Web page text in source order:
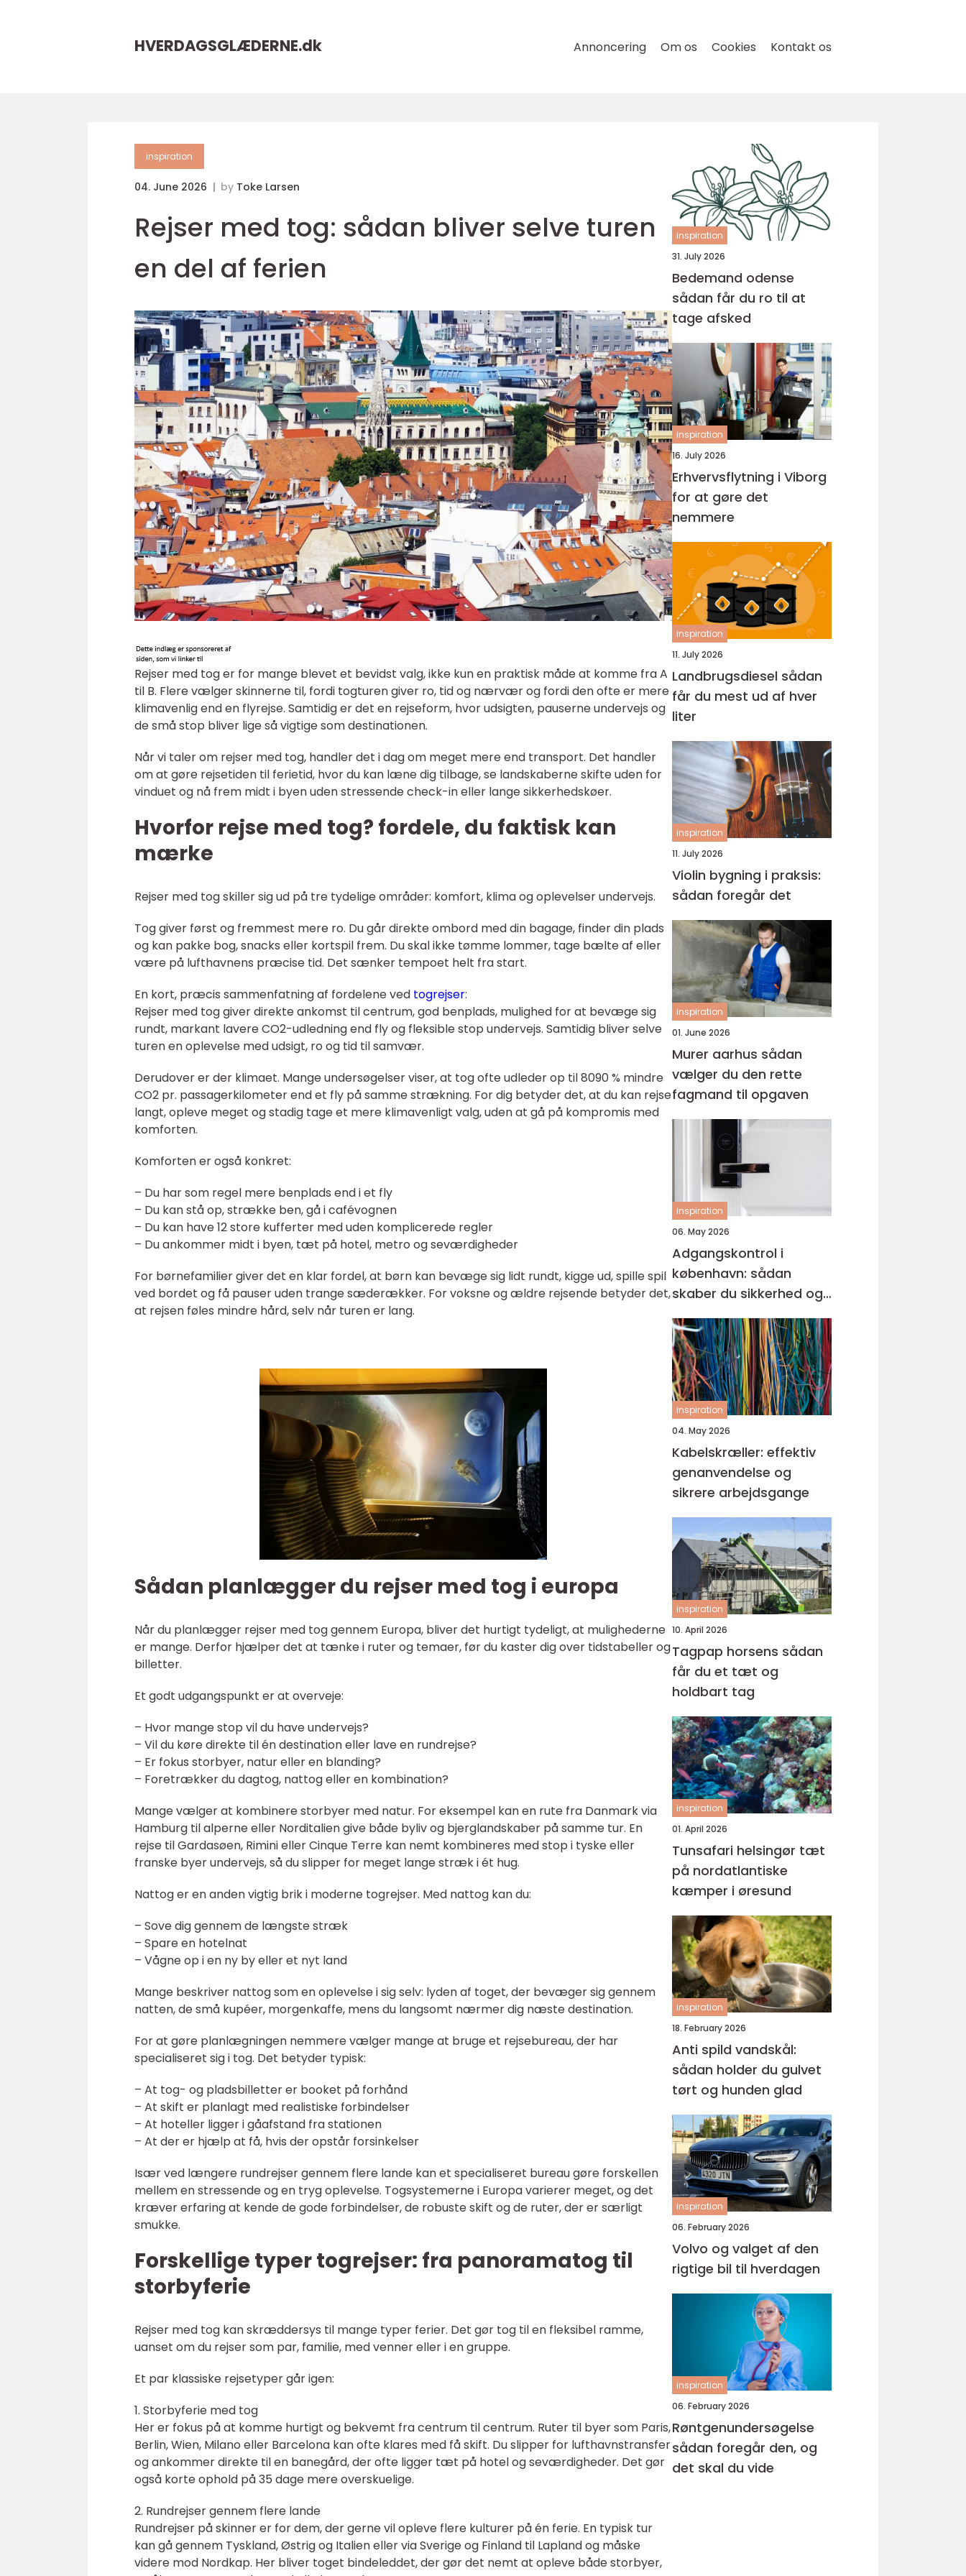
HVERDAGSGLÆDERNE.dk Annoncering Om os Cookies Kontakt os
inspiration
04. June 2026 by Toke Larsen
Rejser med tog: sådan bliver selve turen
en del af ferien
Rejser med tog er for mange blevet et bevidst valg, ikke kun en praktisk måde at komme fra A
til B. Flere vælger skinnerne til, fordi togturen giver ro, tid og nærvær og fordi den ofte er mere
klimavenlig end en flyrejse. Samtidig er det en rejseform, hvor udsigten, pauserne undervejs og
de små stop bliver lige så vigtige som destinationen.
Når vi taler om rejser med tog, handler det i dag om meget mere end transport. Det handler
om at gøre rejsetiden til ferietid, hvor du kan læne dig tilbage, se landskaberne skifte uden for
vinduet og nå frem midt i byen uden stressende check-in eller lange sikkerhedskøer.
Hvorfor rejse med tog? fordele, du faktisk kan
mærke
Rejser med tog skiller sig ud på tre tydelige områder: komfort, klima og oplevelser undervejs.
Tog giver først og fremmest mere ro. Du går direkte ombord med din bagage, finder din plads
og kan pakke bog, snacks eller kortspil frem. Du skal ikke tømme lommer, tage bælte af eller
være på lufthavnens præcise tid. Det sænker tempoet helt fra start.
En kort, præcis sammenfatning af fordelene ved togrejser:
Rejser med tog giver direkte ankomst til centrum, god benplads, mulighed for at bevæge sig
rundt, markant lavere CO2-udledning end fly og fleksible stop undervejs. Samtidig bliver selve
turen en oplevelse med udsigt, ro og tid til samvær.
Derudover er der klimaet. Mange undersøgelser viser, at tog ofte udleder op til 8090 % mindre
CO2 pr. passagerkilometer end et fly på samme strækning. For dig betyder det, at du kan rejse
langt, opleve meget og stadig tage et mere klimavenligt valg, uden at gå på kompromis med
komforten.
Komforten er også konkret:
– Du har som regel mere benplads end i et fly
– Du kan stå op, strække ben, gå i cafévognen
– Du kan have 12 store kufferter med uden komplicerede regler
– Du ankommer midt i byen, tæt på hotel, metro og seværdigheder
For børnefamilier giver det en klar fordel, at børn kan bevæge sig lidt rundt, kigge ud, spille spil
ved bordet og få pauser uden trange sæderækker. For voksne og ældre rejsende betyder det,
at rejsen føles mindre hård, selv når turen er lang.
Sådan planlægger du rejser med tog i europa
Når du planlægger rejser med tog gennem Europa, bliver det hurtigt tydeligt, at mulighederne
er mange. Derfor hjælper det at tænke i ruter og temaer, før du kaster dig over tidstabeller og
billetter.
Et godt udgangspunkt er at overveje:
– Hvor mange stop vil du have undervejs?
– Vil du køre direkte til én destination eller lave en rundrejse?
– Er fokus storbyer, natur eller en blanding?
– Foretrækker du dagtog, nattog eller en kombination?
Mange vælger at kombinere storbyer med natur. For eksempel kan en rute fra Danmark via
Hamburg til alperne eller Norditalien give både byliv og bjerglandskaber på samme tur. En
rejse til Gardasøen, Rimini eller Cinque Terre kan nemt kombineres med stop i tyske eller
franske byer undervejs, så du slipper for meget lange stræk i ét hug.
Nattog er en anden vigtig brik i moderne togrejser. Med nattog kan du:
– Sove dig gennem de længste stræk
– Spare en hotelnat
– Vågne op i en ny by eller et nyt land
Mange beskriver nattog som en oplevelse i sig selv: lyden af toget, der bevæger sig gennem
natten, de små kupéer, morgenkaffe, mens du langsomt nærmer dig næste destination.
For at gøre planlægningen nemmere vælger mange at bruge et rejsebureau, der har
specialiseret sig i tog. Det betyder typisk:
– At tog- og pladsbilletter er booket på forhånd
– At skift er planlagt med realistiske forbindelser
– At hoteller ligger i gåafstand fra stationen
– At der er hjælp at få, hvis der opstår forsinkelser
Især ved længere rundrejser gennem flere lande kan et specialiseret bureau gøre forskellen
mellem en stressende og en tryg oplevelse. Togsystemerne i Europa varierer meget, og det
kræver erfaring at kende de gode forbindelser, de robuste skift og de ruter, der er særligt
smukke.
Forskellige typer togrejser: fra panoramatog til
storbyferie
Rejser med tog kan skræddersys til mange typer ferier. Det gør tog til en fleksibel ramme,
uanset om du rejser som par, familie, med venner eller i en gruppe.
Et par klassiske rejsetyper går igen:
1. Storbyferie med tog
Her er fokus på at komme hurtigt og bekvemt fra centrum til centrum. Ruter til byer som Paris,
Berlin, Wien, Milano eller Barcelona kan ofte klares med få skift. Du slipper for lufthavnstransfer
og ankommer direkte til en banegård, der ofte ligger tæt på hotel og seværdigheder. Det gør
også korte ophold på 35 dage mere overskuelige.
2. Rundrejser gennem flere lande
Rundrejser på skinner er for dem, der gerne vil opleve flere kulturer på én ferie. En typisk tur
kan gå gennem Tyskland, Østrig og Italien eller via Sverige og Finland til Lapland og måske
videre mod Nordkap. Her bliver toget bindeleddet, der gør det nemt at opleve både storbyer,
inspiration
31. July 2026
Bedemand odense
sådan får du ro til at
tage afsked
inspiration
16. July 2026
Erhvervsflytning i Viborg
for at gøre det
nemmere
inspiration
11. July 2026
Landbrugsdiesel sådan
får du mest ud af hver
liter
inspiration
11. July 2026
Violin bygning i praksis:
sådan foregår det
inspiration
01. June 2026
Murer aarhus sådan
vælger du den rette
fagmand til opgaven
inspiration
06. May 2026
Adgangskontrol i
københavn: sådan
skaber du sikkerhed og
tryghed i hverdagen
inspiration
04. May 2026
Kabelskræller: effektiv
genanvendelse og
sikrere arbejdsgange
inspiration
10. April 2026
Tagpap horsens sådan
får du et tæt og
holdbart tag
inspiration
01. April 2026
Tunsafari helsingør tæt
på nordatlantiske
kæmper i øresund
inspiration
18. February 2026
Anti spild vandskål:
sådan holder du gulvet
tørt og hunden glad
inspiration
06. February 2026
Volvo og valget af den
rigtige bil til hverdagen
inspiration
06. February 2026
Røntgenundersøgelse
sådan foregår den, og
det skal du vide